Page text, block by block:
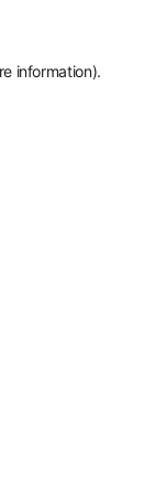
information).